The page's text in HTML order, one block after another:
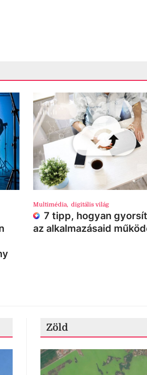
Multimédia, digitális világ
7 tipp, hogyan
az alkalmazásaid
Zöld